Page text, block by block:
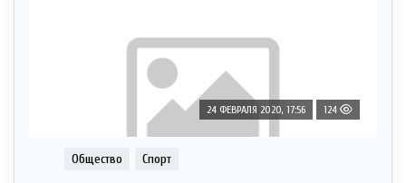
24 ФЕВРАЛЯ 2020, 17:56 124
Общество Спорт